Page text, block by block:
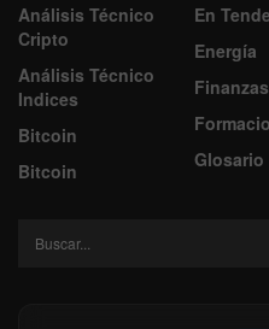
Análisis Técnico
Cripto
Análisis Técnico
Indices
Bitcoin
Bitcoin
En
Energía
Finanzas
Glosario